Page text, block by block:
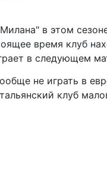
в этом
время клуб
в следующем
не играть в
клуб